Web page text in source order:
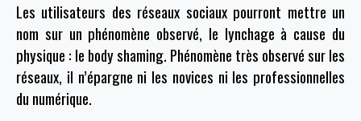
Les utilisateurs des réseaux sociaux pourront mettre un
nom sur un phénomène observé, le lynchage à cause du
physique : le body shaming. Phénomène très observé sur les
réseaux, il n’épargne ni les novices ni les professionnelles
du numérique.